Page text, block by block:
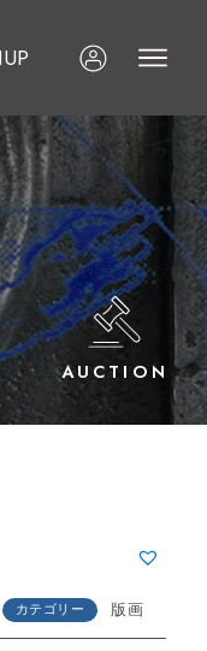
AUCTION
カテゴリー 版画